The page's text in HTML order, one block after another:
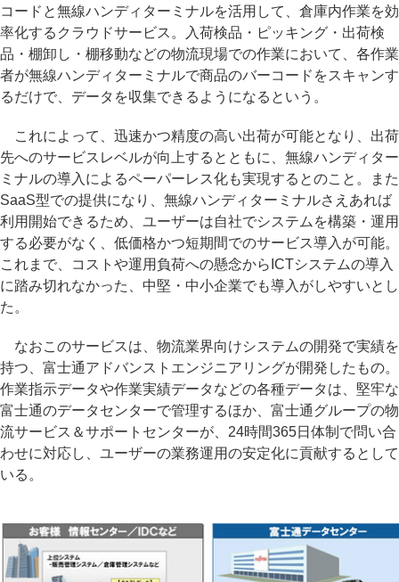
コードと無線ハンディターミナルを活用して、倉庫内作業を効
率化するクラウドサービス。入荷検品・ピッキング・出荷検
品・棚卸し・棚移動などの物流現場での作業において、各作業
者が無線ハンディターミナルで商品のバーコードをスキャンす
るだけで、データを収集できるようになるという。
これによって、迅速かつ精度の高い出荷が可能となり、出荷
先へのサービスレベルが向上するとともに、無線ハンディター
ミナルの導入によるペーパーレス化も実現するとのこと。また
SaaS型での提供になり、無線ハンディターミナルさえあれば
利用開始できるため、ユーザーは自社でシステムを構築・運用
する必要がなく、低価格かつ短期間でのサービス導入が可能。
これまで、コストや運用負荷への懸念からICTシステムの導入
に踏み切れなかった、中堅・中小企業でも導入がしやすいとし
た。
なおこのサービスは、物流業界向けシステムの開発で実績を
持つ、富士通アドバンストエンジニアリングが開発したもの。
作業指示データや作業実績データなどの各種データは、堅牢な
富士通のデータセンターで管理するほか、富士通グループの物
流サービス＆サポートセンターが、24時間365日体制で問い合
わせに対応し、ユーザーの業務運用の安定化に貢献するとして
いる。